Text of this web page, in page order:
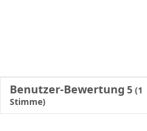
Benutzer-Bewertung 5 (1
Stimme)